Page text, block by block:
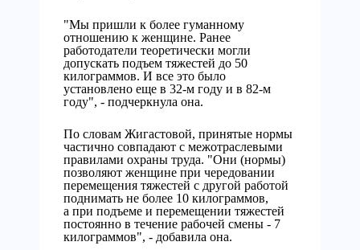
"Мы пришли к более гуманному
отношению к женщине. Ранее
работодатели теоретически могли
допускать подъем тяжестей до 50
килограммов. И все это было
установлено еще в 32-м году и в 82-м
году", - подчеркнула она.
По словам Жигастовой, принятые нормы
частично совпадают с межотраслевыми
правилами охраны труда. "Они (нормы)
позволяют женщине при чередовании
перемещения тяжестей с другой работой
поднимать не более 10 килограммов,
а при подъеме и перемещении тяжестей
постоянно в течение рабочей смены - 7
килограммов", - добавила она.